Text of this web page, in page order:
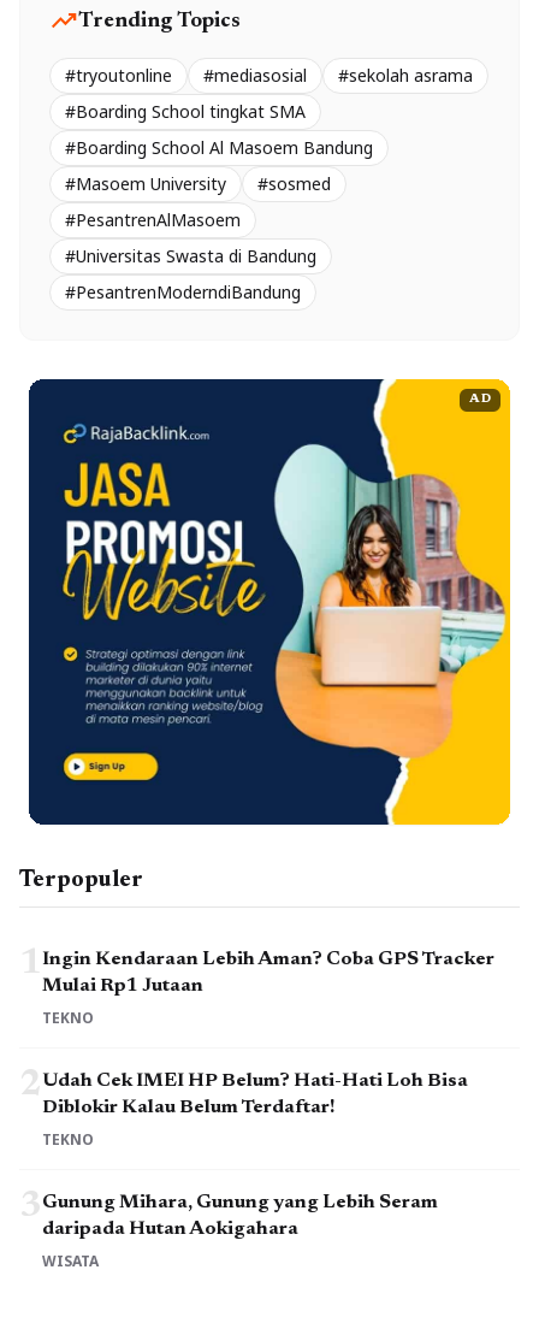
trending_upTrending Topics
#tryoutonline #mediasosial
#sekolah asrama
#Boarding School tingkat SMA
#Boarding School Al Masoem Bandung
#Masoem University
#sosmed
#PesantrenAlMasoem
#Universitas Swasta di Bandung
#PesantrenModerndiBandung
AD
Terpopuler
1Ingin Kendaraan Lebih Aman? Coba GPS Tracker
Mulai Rp1 Jutaan
TEKNO
2Udah Cek IMEI HP Belum? Hati-Hati Loh Bisa
Diblokir Kalau Belum Terdaftar!
TEKNO
3Gunung Mihara, Gunung yang Lebih Seram
daripada Hutan Aokigahara
WISATA